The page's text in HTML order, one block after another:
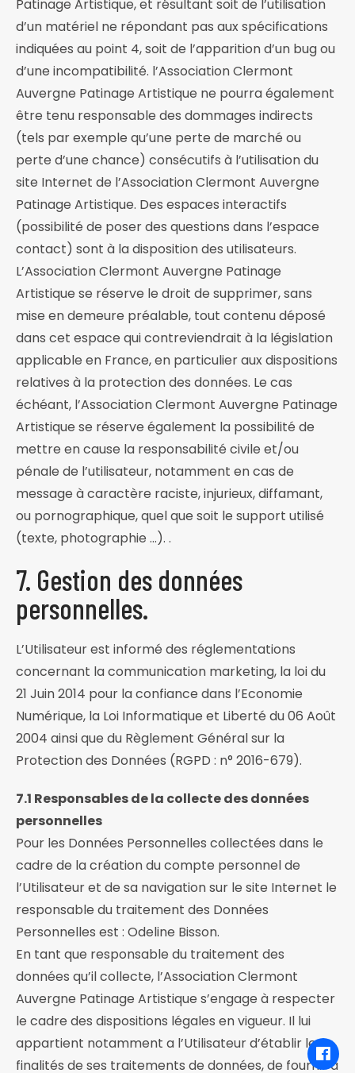
Patinage Artistique, et résultant soit de l’utilisation
d’un matériel ne répondant pas aux spécifications
indiquées au point 4, soit de l’apparition d’un bug ou
d’une incompatibilité. l’Association Clermont
Auvergne Patinage Artistique ne pourra également
être tenu responsable des dommages indirects
(tels par exemple qu’une perte de marché ou
perte d’une chance) consécutifs à l’utilisation du
site Internet de l’Association Clermont Auvergne
Patinage Artistique. Des espaces interactifs
(possibilité de poser des questions dans l’espace
contact) sont à la disposition des utilisateurs.
L’Association Clermont Auvergne Patinage
Artistique se réserve le droit de supprimer, sans
mise en demeure préalable, tout contenu déposé
dans cet espace qui contreviendrait à la législation
applicable en France, en particulier aux dispositions
relatives à la protection des données. Le cas
échéant, l’Association Clermont Auvergne Patinage
Artistique se réserve également la possibilité de
mettre en cause la responsabilité civile et/ou
pénale de l’utilisateur, notamment en cas de
message à caractère raciste, injurieux, diffamant,
ou pornographique, quel que soit le support utilisé
(texte, photographie …). .
7. Gestion des données
personnelles.
L’Utilisateur est informé des réglementations
concernant la communication marketing, la loi du
21 Juin 2014 pour la confiance dans l’Economie
Numérique, la Loi Informatique et Liberté du 06 Août
2004 ainsi que du Règlement Général sur la
Protection des Données (RGPD : n° 2016-679).
7.1 Responsables de la collecte des données
personnelles
Pour les Données Personnelles collectées dans le
cadre de la création du compte personnel de
l’Utilisateur et de sa navigation sur le site Internet le
responsable du traitement des Données
Personnelles est : Odeline Bisson.
En tant que responsable du traitement des
données qu’il collecte, l’Association Clermont
Auvergne Patinage Artistique s’engage à respecter
le cadre des dispositions légales en vigueur. Il lui
appartient notamment a l’Utilisateur d’établir les
finalités de ses traitements de données, de fournir à